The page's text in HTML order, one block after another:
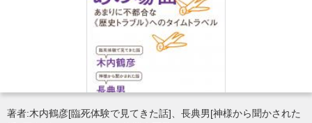
著者:木内鶴彦[臨死体験で見てきた話]、長典男[神様から聞かされた